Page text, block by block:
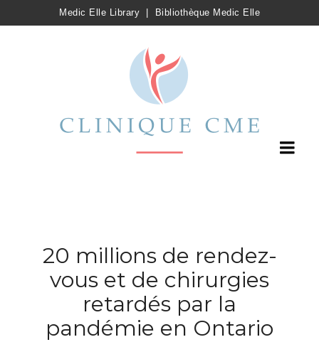
Medic Elle Library Bibliothèque Medic Elle
20 millions de rendez-
vous et de chirurgies
retardés par la
pandémie en Ontario